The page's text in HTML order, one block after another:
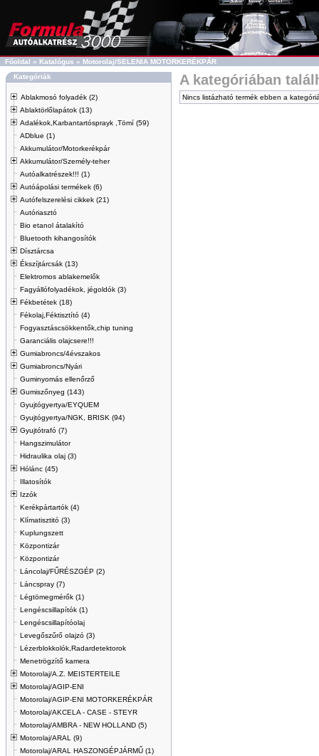
Főoldal » Katalógus » Motorolaj/SELENIA MOTORKERÉKPÁR
Kategóriák
Ablakmosó folyadék (2)
Ablaktörlőlapátok (13)
Adalékok,Karbantartósprayk ,Tömí (59)
ADblue (1)
Akkumulátor/Motorkerékpár
Akkumulátor/Személy-teher
Autóalkatrészek!!! (1)
Autóápolási termékek (6)
Autófelszerelési cikkek (21)
Autóriasztó
Bio etanol átalakító
Bluetooth kihangosítók
Dísztárcsa
Ékszíjtárcsák (13)
Elektromos ablakemelők
Fagyállófolyadékok, jégoldók (3)
Fékbetétek (18)
Fékolaj,Féktisztító (4)
Fogyasztáscsökkentők,chip tuning
Garanciális olajcsere!!!
Gumiabroncs/4évszakos
Gumiabroncs/Nyári
Guminyomás ellenőrző
Gumiszőnyeg (143)
Gyujtógyertya/EYQUEM
Gyujtógyertya/NGK, BRISK (94)
Gyujtótrafó (7)
Hangszimulátor
Hidraulika olaj (3)
Hólánc (45)
Illatosítók
Izzók
Kerékpártartók (4)
Klímatisztitó (3)
Kuplungszett
Központizár
Központizár
Láncolaj/FŰRÉSZGÉP (2)
Láncspray (7)
Légtömegmérők (1)
Lengéscsillapítók (1)
Lengéscsillapítóolaj
Levegőszűrő olajzó (3)
Lézerblokkolók,Radardetektorok
Menetrögzítő kamera
Motorolaj/A.Z. MEISTERTEILE
Motorolaj/AGIP-ENI
Motorolaj/AGIP-ENI MOTORKERÉKPÁR
Motorolaj/AKCELA - CASE - STEYR
Motorolaj/AMBRA - NEW HOLLAND (5)
Motorolaj/ARAL (9)
Motorolaj/ARAL HASZONGÉPJÁRMŰ (1)
A kategóriában
Nincs listázható termék ebben a